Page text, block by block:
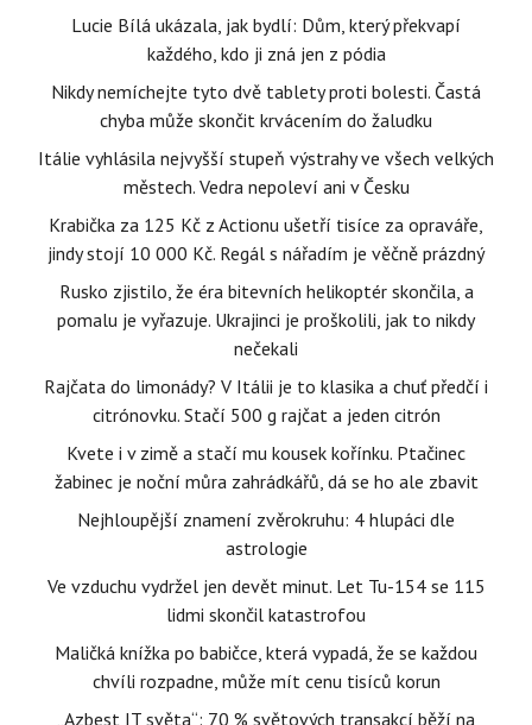
Lucie Bílá ukázala, jak bydlí: Dům, který překvapí
každého, kdo ji zná jen z pódia
Nikdy nemíchejte tyto dvě tablety proti bolesti. Častá
chyba může skončit krvácením do žaludku
Itálie vyhlásila nejvyšší stupeň výstrahy ve všech velkých
městech. Vedra nepoleví ani v Česku
Krabička za 125 Kč z Actionu ušetří tisíce za opraváře,
jindy stojí 10 000 Kč. Regál s nářadím je věčně prázdný
Rusko zjistilo, že éra bitevních helikoptér skončila, a
pomalu je vyřazuje. Ukrajinci je proškolili, jak to nikdy
nečekali
Rajčata do limonády? V Itálii je to klasika a chuť předčí i
citrónovku. Stačí 500 g rajčat a jeden citrón
Kvete i v zimě a stačí mu kousek kořínku. Ptačinec
žabinec je noční můra zahrádkářů, dá se ho ale zbavit
Nejhloupější znamení zvěrokruhu: 4 hlupáci dle
astrologie
Ve vzduchu vydržel jen devět minut. Let Tu-154 se 115
lidmi skončil katastrofou
Maličká knížka po babičce, která vypadá, že se každou
chvíli rozpadne, může mít cenu tisíců korun
„Azbest IT světa“: 70 % světových transakcí běží na